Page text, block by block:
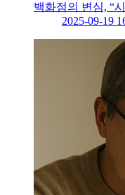
백화점의 변심, “
2025-09-19